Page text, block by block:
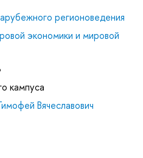
регионоведения
экономики и мировой
кампуса
Вячеславович